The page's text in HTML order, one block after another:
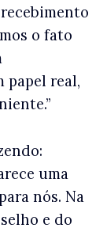
o fato
papel real,
uma
nós. Na
e do